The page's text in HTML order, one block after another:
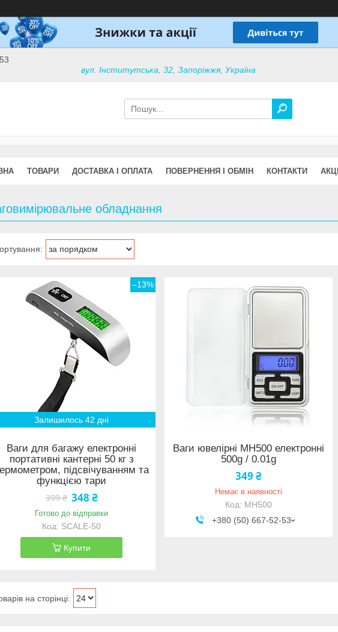
вул. Інститутська, 32, Запоріжжя, Україна
ТОВАРИ ДОСТАВКА І ОПЛАТА ПОВЕРНЕННЯ І ОБМІН КОНТАКТИ АКЦІІ
обладнання
–13%
Залишилось 42 дні
Ваги для багажу електронні
портативні кантерні 50 кг з
підсвічуванням та
функцією тари
399 ₴ 348 ₴
Готово до відправки
SCALE-50
Купити
Ваги ювелірні MH500 електронні
500g / 0.01g
349 ₴
Немає в наявності
MH500
+380 (50) 667-52-53